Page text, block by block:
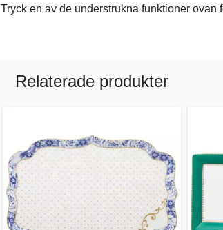
Tryck en av de understrukna funktioner ovan
Relaterade produkter